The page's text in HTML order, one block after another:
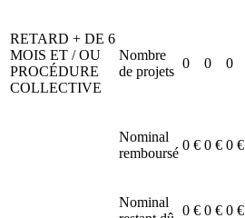
RETARD + DE 6
MOIS ET / OU
PROCÉDURE
COLLECTIVE
Nombre
de projets
0 0 0
Nominal
remboursé
0 € 0 € 0 €
Nominal
0 € 0 € 0 €